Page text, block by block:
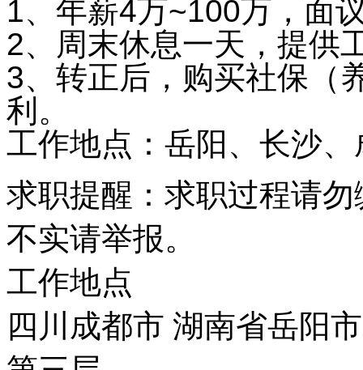
1、年薪4万~100万，面
2、周末休息一天，提供
3、转正后，购买社保（
利。
工作地点：岳阳、长沙、
求职提醒：求职过程请
不实请举报。
工作地点
四川成都市 湖南省岳阳